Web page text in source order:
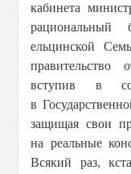
кабинета
рациональный
ельцинской
правительство
вступив в
в
защищая свои
на реальные
Всякий раз,